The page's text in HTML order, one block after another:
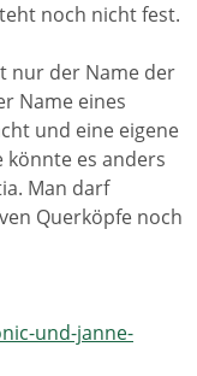
noch nicht fest.
nur der Name der
Name eines
und eine eigene
könnte es anders
Man darf
Querköpfe noch
und-janne-